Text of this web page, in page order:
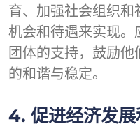
育、加强社会组织
机会和待遇来实现
团体的支持，鼓励
的和谐与稳定。
4. 促进经济发